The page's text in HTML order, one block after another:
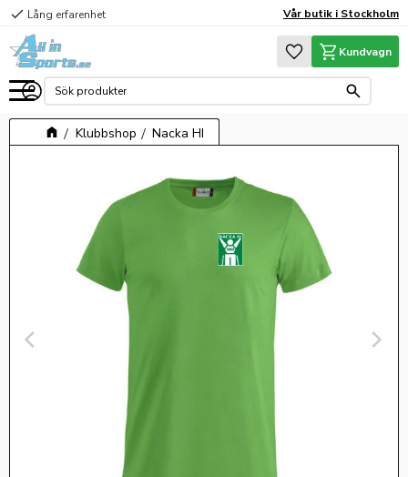
Meny
check Lång erfarenhet Vår butik i Stockholm
Favoriter
Kundvagn
Klubbshop Nacka HI